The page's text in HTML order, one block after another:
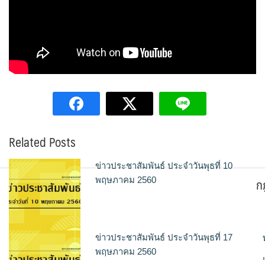
Related Posts
ข่าวประชาสัมพันธ์ ประจำวันพุธที่ 10
พฤษภาคม 2560
ข่าวประชาสัมพันธ์ ประจำวันพุธที่ 17
พฤษภาคม 2560